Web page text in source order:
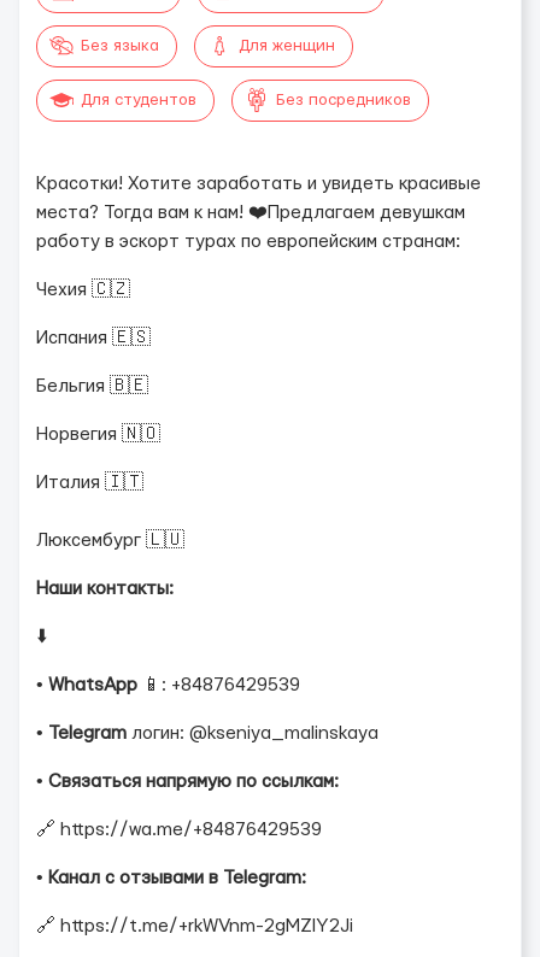
Без языка Для женщин
Для студентов Без посредников
Красотки! Хотите заработать и увидеть красивые
места? Тогда вам к нам! ❤️Предлагаем девушкам
работу в эскорт турах по европейским странам:
Чехия 🇨🇿
Испания 🇪🇸
Бельгия 🇧🇪
Норвегия 🇳🇴
Италия 🇮🇹
Люксембург 🇱🇺
Наши контакты:
⬇️
• WhatsApp 📱: +84876429539
• Telegram логин: @kseniya_malinskaya
• Связаться напрямую по ссылкам:
🔗 https://wa.me/+84876429539
• Канал с отзывами в Telegram:
🔗 https://t.me/+rkWVnm-2gMZlY2Ji